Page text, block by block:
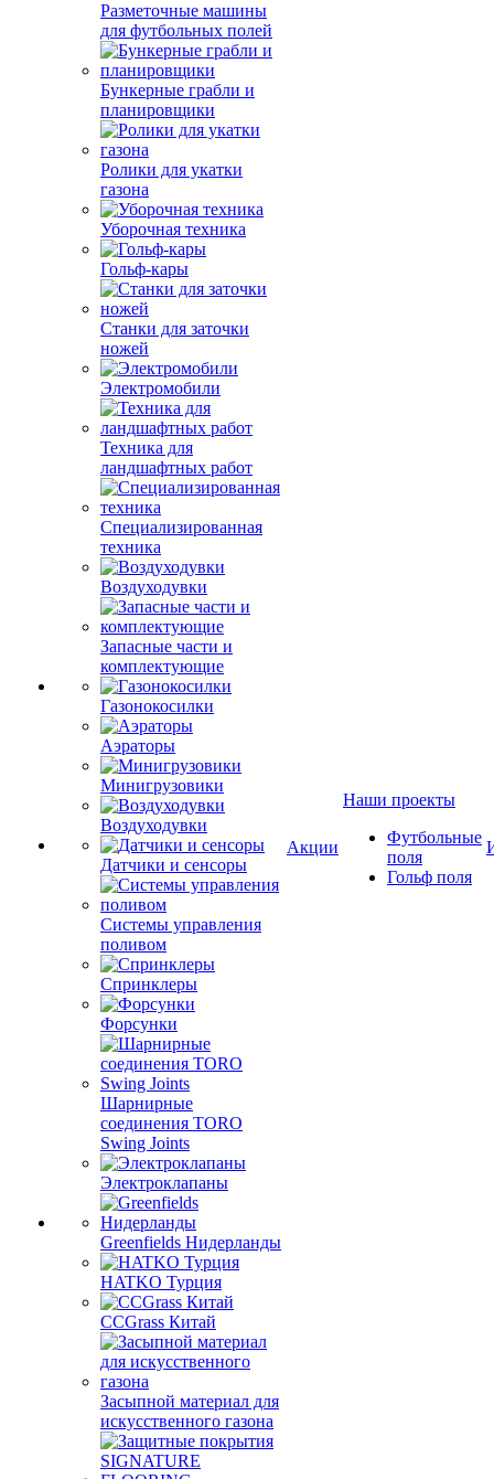
Разметочные машины
для футбольных полей
Бункерные грабли и
планировщики
Ролики для укатки
газона
Уборочная техника
Гольф-кары
Станки для заточки
ножей
Электромобили
Техника для
ландшафтных работ
Специализированная
техника
Воздуходувки
Запасные части и
комплектующие
Газонокосилки
Аэраторы
Минигрузовики
Воздуходувки
Датчики и сенсоры
Системы управления
поливом
Спринклеры
Форсунки
Шарнирные
соединения TORO
Swing Joints
Электроклапаны
Greenfields Нидерланды
HATKO Турция
CCGrass Китай
Засыпной материал для
искусственного газона
Акции
Наши проекты
Футбольные
поля
Гольф поля